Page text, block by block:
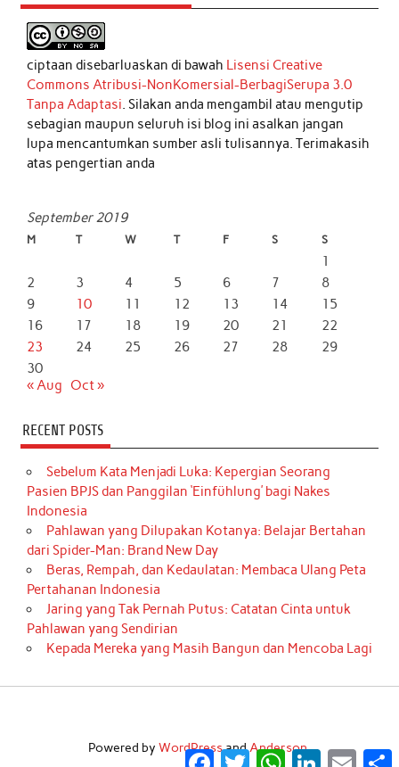
ciptaan disebarluaskan di bawah Lisensi Creative
Commons Atribusi-NonKomersial-BerbagiSerupa 3.0
Tanpa Adaptasi. Silakan anda mengambil atau mengutip
sebagian maupun seluruh isi blog ini asalkan jangan
lupa mencantumkan sumber asli tulisannya. Terimakasih
atas pengertian anda
September 2019
M T W T F S S
1
2
3 4 5 6 7
8
9
10 11 12 13 14
15
16
17 18 19 20 21
22
23
24 25 26 27 28
29
30
« Aug
Oct »
RECENT POSTS
Sebelum Kata Menjadi Luka: Kepergian Seorang
Pasien BPJS dan Panggilan ‘Einfühlung’ bagi Nakes
Indonesia
Pahlawan yang Dilupakan Kotanya: Belajar Bertahan
dari Spider-Man: Brand New Day
Beras, Rempah, dan Kedaulatan: Membaca Ulang Peta
Pertahanan Indonesia
Jaring yang Tak Pernah Putus: Catatan Cinta untuk
Pahlawan yang Sendirian
Kepada Mereka yang Masih Bangun dan Mencoba Lagi
Powered by WordPressandAnderson.
Facebook
TwitterWhatsApp
LinkedInEmail